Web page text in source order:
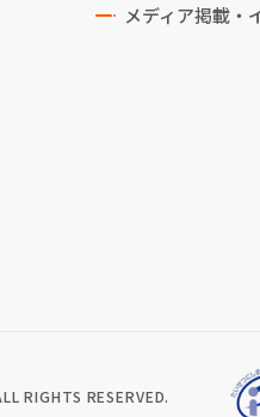
メディア掲載・
RIGHTS RESERVED.